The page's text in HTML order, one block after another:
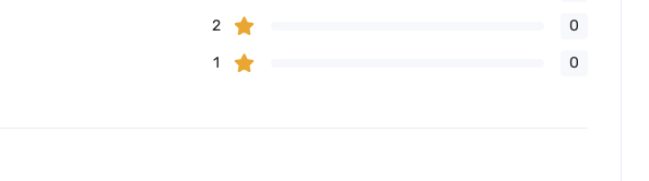
2
0
1
0